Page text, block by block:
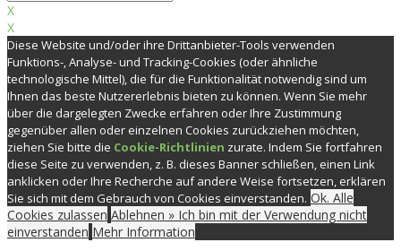
X
X
Diese Website und/oder ihre Drittanbieter-Tools verwenden
Funktions-, Analyse- und Tracking-Cookies (oder ähnliche
technologische Mittel), die für die Funktionalität notwendig sind um
Ihnen das beste Nutzererlebnis bieten zu können. Wenn Sie mehr
über die dargelegten Zwecke erfahren oder Ihre Zustimmung
gegenüber allen oder einzelnen Cookies zurückziehen möchten,
ziehen Sie bitte die Cookie-Richtlinien zurate. Indem Sie fortfahren
diese Seite zu verwenden, z. B. dieses Banner schließen, einen Link
anklicken oder Ihre Recherche auf andere Weise fortsetzen, erklären
Sie sich mit dem Gebrauch von Cookies einverstanden. Ok. Alle
Cookies zulassen Ablehnen » Ich bin mit der Verwendung nicht
einverstanden Mehr Information